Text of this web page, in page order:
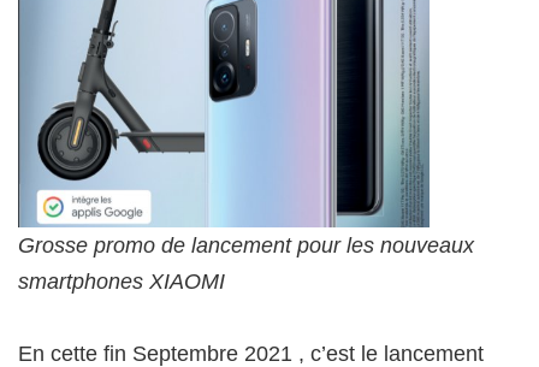
Grosse promo de lancement pour les nouveaux
smartphones XIAOMI
En cette fin Septembre 2021 , c’est le lancement